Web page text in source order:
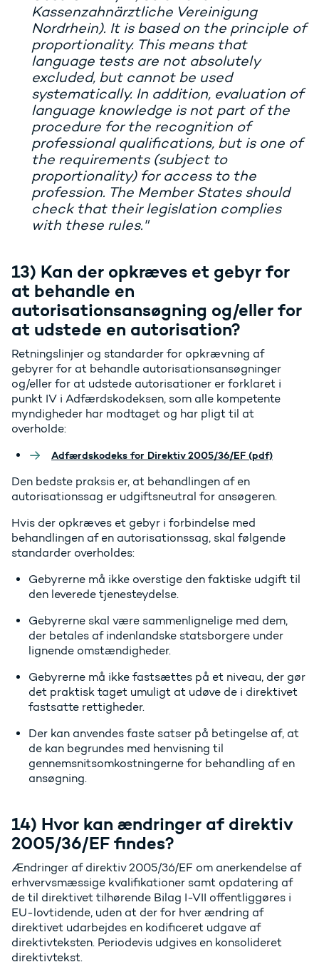
Kassenzahnärztliche Vereinigung
Nordrhein). It is based on the principle of
proportionality. This means that
language tests are not absolutely
excluded, but cannot be used
systematically. In addition, evaluation of
language knowledge is not part of the
procedure for the recognition of
professional qualifications, but is one of
the requirements (subject to
proportionality) for access to the
profession. The Member States should
check that their legislation complies
with these rules."
13) Kan der opkræves et gebyr for
at behandle en
autorisationsansøgning og/eller for
at udstede en autorisation?
Retningslinjer og standarder for opkrævning af
gebyrer for at behandle autorisationsansøgninger
og/eller for at udstede autorisationer er forklaret i
punkt IV i Adfærdskodeksen, som alle kompetente
myndigheder har modtaget og har pligt til at
overholde:
Adfærdskodeks for Direktiv 2005/36/EF (pdf)
Den bedste praksis er, at behandlingen af en
autorisationssag er udgiftsneutral for ansøgeren.
Hvis der opkræves et gebyr i forbindelse med
behandlingen af en autorisationssag, skal følgende
standarder overholdes:
Gebyrerne må ikke overstige den faktiske udgift til
den leverede tjenesteydelse.
Gebyrerne skal være sammenlignelige med dem,
der betales af indenlandske statsborgere under
lignende omstændigheder.
Gebyrerne må ikke fastsættes på et niveau, der gør
det praktisk taget umuligt at udøve de i direktivet
fastsatte rettigheder.
Der kan anvendes faste satser på betingelse af, at
de kan begrundes med henvisning til
gennemsnitsomkostningerne for behandling af en
ansøgning.
14) Hvor kan ændringer af direktiv
2005/36/EF findes?
Ændringer af direktiv 2005/36/EF om anerkendelse af
erhvervsmæssige kvalifikationer samt opdatering af
de til direktivet tilhørende Bilag I-VII offentliggøres i
EU-lovtidende, uden at der for hver ændring af
direktivet udarbejdes en kodificeret udgave af
direktivteksten. Periodevis udgives en konsolideret
direktivtekst.